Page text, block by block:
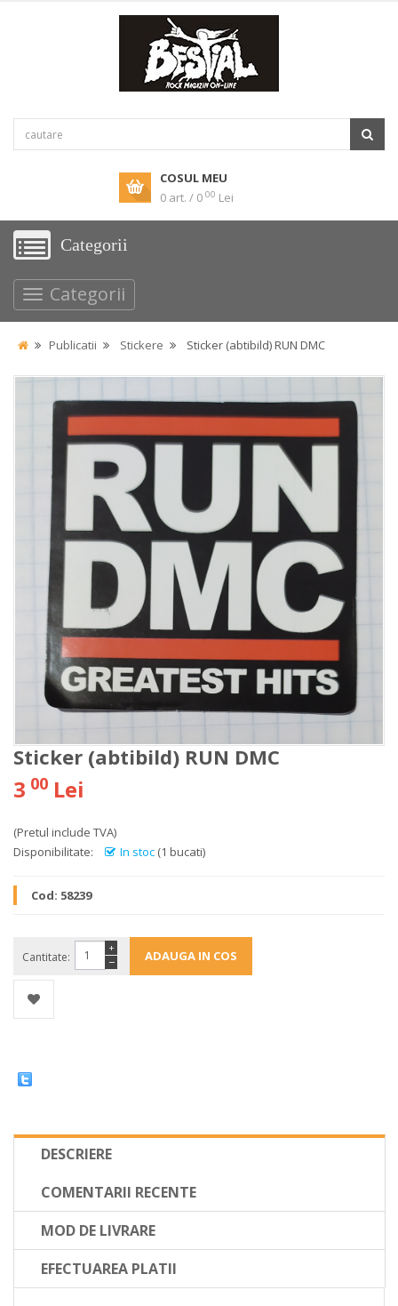
COSUL MEU
0 art. / 0 00 Lei
Categorii
Categorii
Publicatii Stickere Sticker (abtibild) RUN DMC
Sticker (abtibild) RUN DMC
3 00 Lei
(Pretul include TVA)
Disponibilitate:
In stoc (1 bucati)
Cod: 58239
Cantitate: −
+
DESCRIERE
COMENTARII RECENTE
MOD DE LIVRARE
EFECTUAREA PLATII